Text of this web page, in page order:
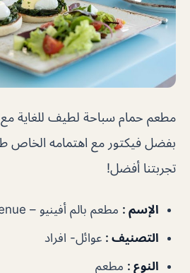
مطعم حمام سباحة لطيف للغاية مع
بفضل فيكتور مع اهتمامه الخاص
تجربتنا أفضل!
الإسم : مطعم بالم أفينيو – Palm Avenue
التصنيف : عوائل- افراد
النوع : مطعم